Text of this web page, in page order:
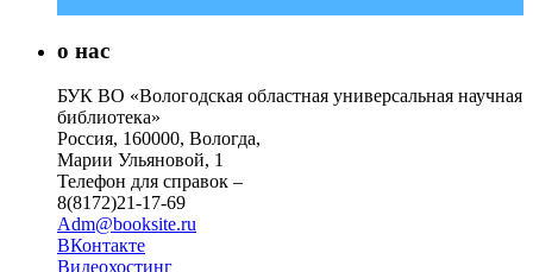
о нас
БУК ВО «Вологодская областная универсальная научная
библиотека»
Россия, 160000, Вологда,
Марии Ульяновой, 1
Телефон для справок –
8(8172)21-17-69
Adm@booksite.ru
ВКонтакте
Видеохостинг